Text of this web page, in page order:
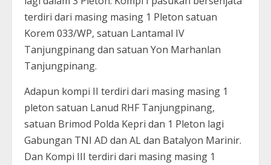
terdiri dari masing masing 1 Pleton satuan
Korem 033/WP, satuan Lantamal IV
Tanjungpinang dan satuan Yon Marhanlan
Tanjungpinang.
Adapun kompi II terdiri dari masing masing 1
pleton satuan Lanud RHF Tanjungpinang,
satuan Brimod Polda Kepri dan 1 Pleton lagi
Gabungan TNI AD dan AL dan Batalyon Marinir.
Dan Kompi III terdiri dari masing masing 1